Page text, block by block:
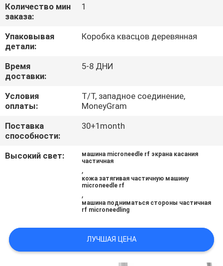
Количество мин
заказа:
1
Упаковывая
детали:
Коробка квасцов деревянная
Время
доставки:
5-8 ДНИ
Условия
оплаты:
T/T, западное соединение,
MoneyGram
Поставка
способности:
30+1month
Высокий свет:
машина microneedle rf экрана касания
частичная
,
кожа затягивая частичную машину
microneedle rf
,
машина подниматься стороны частичная
rf microneedling
ЛУЧШАЯ ЦЕНА